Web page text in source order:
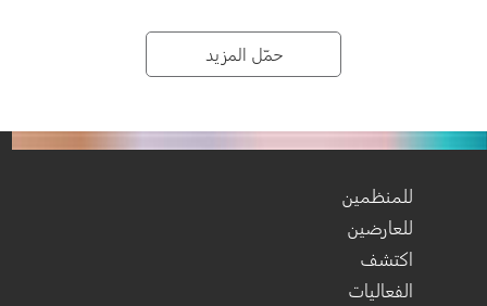
حمّل المزيد
للمنظمين
للعارضين
اكتشف
الفعاليات